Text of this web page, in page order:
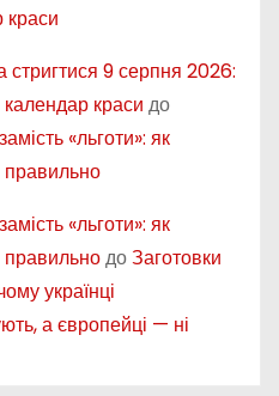
краси
9 серпня 2026:
календар краси до
«льготи»: як
правильно
«льготи»: як
правильнодоЗаготовки
українці
а європейці — ні